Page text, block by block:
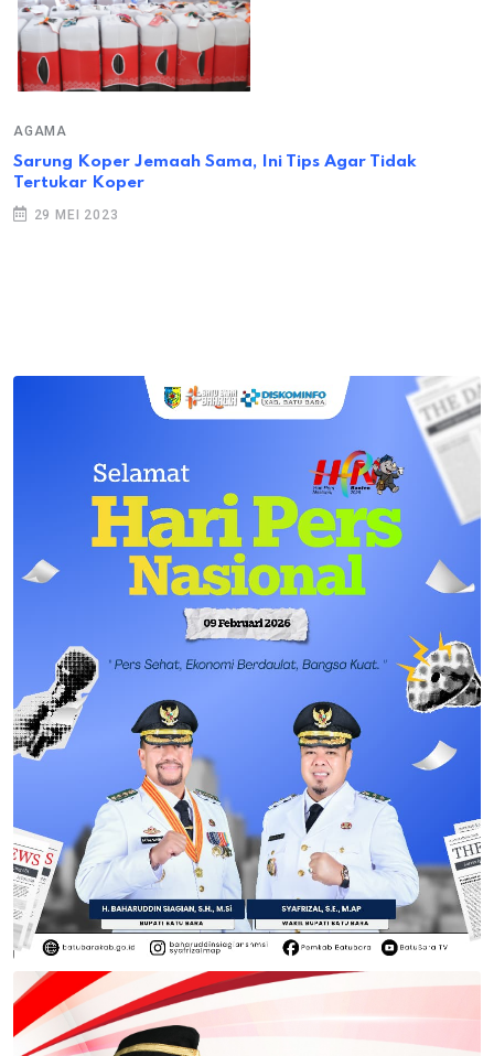
AGAMA
Sarung Koper Jemaah Sama, Ini Tips Agar Tidak
Tertukar Koper
29 MEI 2023